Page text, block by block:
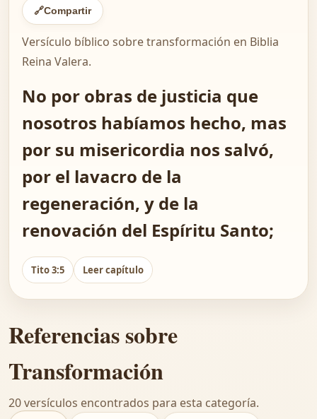
🔗Compartir
Versículo bíblico sobre transformación en Biblia
Reina Valera.
No por obras de justicia que
nosotros habíamos hecho, mas
por su misericordia nos salvó,
por el lavacro de la
regeneración, y de la
renovación del Espíritu Santo;
Tito 3:5 Leer capítulo
Referencias sobre
Transformación
20 versículos encontrados para esta categoría.